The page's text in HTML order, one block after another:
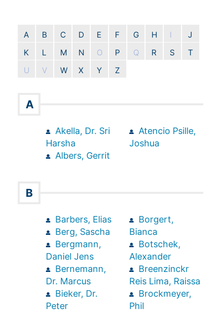
A B C D E F G H I
J
K
L M N O P Q R S
T
U
V W X Y Z
A
Akella, Dr. Sri
Harsha
Albers, Gerrit
Atencio Psille,
Joshua
B
Barbers, Elias
Berg, Sascha
Bergmann,
Daniel Jens
Bernemann,
Dr. Marcus
Bieker, Dr.
Peter
Borgert,
Bianca
Botschek,
Alexander
Breenzinckr
Reis Lima, Raissa
Brockmeyer,
Phil